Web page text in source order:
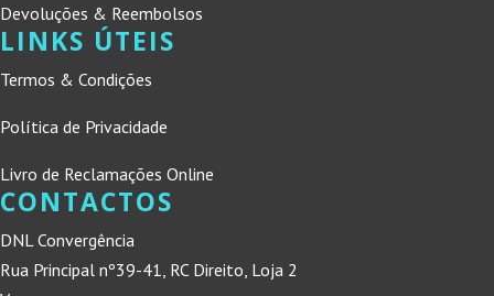
Devoluções & Reembolsos
LINKS ÚTEIS
Termos & Condições
Política de Privacidade
Livro de Reclamações Online
CONTACTOS
DNL Convergência
Rua Principal nº39-41, RC Direito, Loja 2